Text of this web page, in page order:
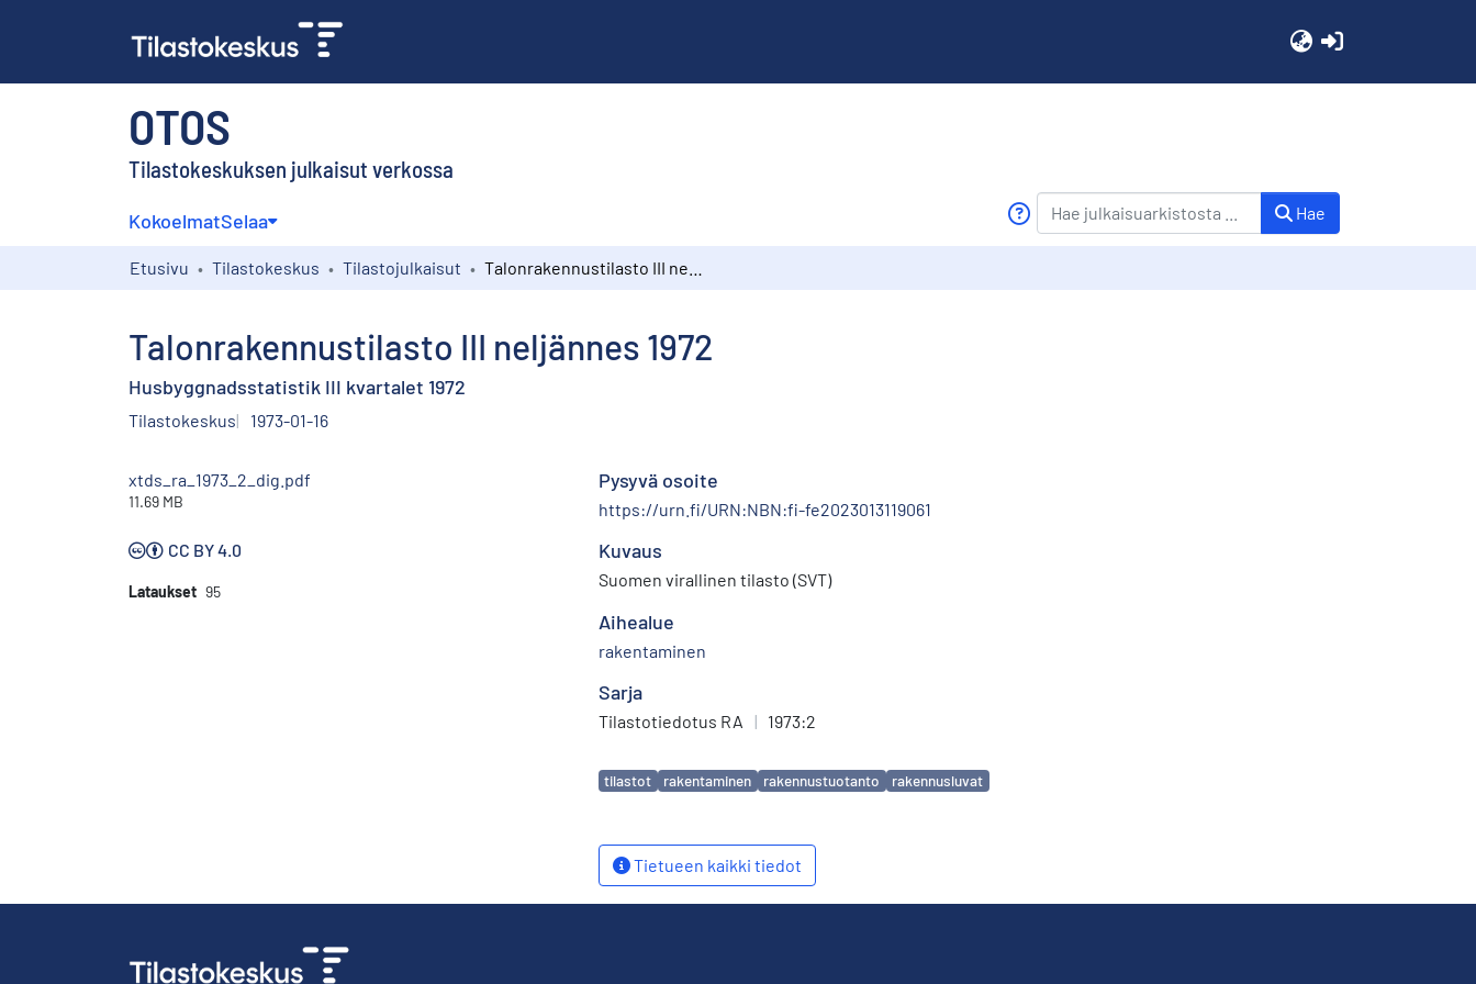
OTOS
Tilastokeskuksen julkaisut verkossa
KokoelmatSelaa Hae
Etusivu Tilastokeskus Tilastojulkaisut
Talonrakennustilasto III neljännes 1972
Husbyggnadsstatistik III kvartalet 1972
Tilastokeskus 1973-01-16
xtds_ra_1973_2_dig.pdf
11.69 MB
CC BY 4.0
Lataukset 95
Pysyvä osoite
https://urn.fi/URN:NBN:fi-fe2023013119061
Kuvaus
Suomen virallinen tilasto (SVT)
Aihealue
rakentaminen
Sarja
Tilastotiedotus RA | 1973:2
Avainsanat
tilastot rakentaminen rakennustuotanto rakennusluvat
Tietueen kaikki tiedot